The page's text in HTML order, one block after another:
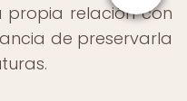
propia relación con
de preservarla